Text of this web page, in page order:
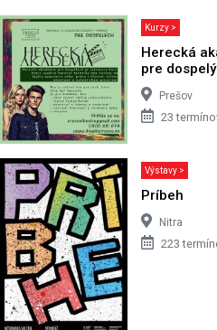
Kurzy >
Herecká
pre
Prešov
23
Výstavy >
Príbeh
Nitra
223